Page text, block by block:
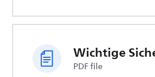
PDF file